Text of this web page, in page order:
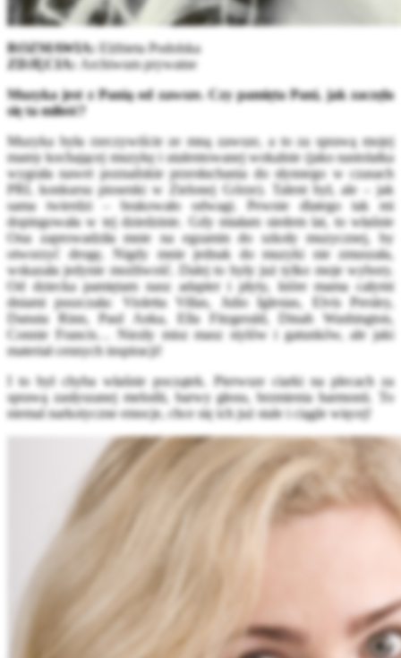
ROZMAWIA: Elżbieta Podolska
ZDJĘCIA: Archiwum prywatne
Muzyka jest z Panią od zawsze. Czy pamięta Pani, jak zaczęła
się ta miłość?
Muzyka była rzeczywiście ze mną zawsze, a to za sprawą mojej
mamy kochającej muzykę i utalentowanej wokalnie (jako nastolatka
wygrała nawet poznańskie przesłuchania do słynnego w czasach
PRL konkursu piosenki w Zielonej Górze). Talent był, ale – jak
sama twierdzi – brakowało odwagi. Pewnie dlatego tak mi
dopingowała w tej dziedzinie. Gdy miałam siedem lat, to właśnie
Ona zaprowadziła mnie na egzamin do szkoły muzycznej, by
otworzyć drogę. Nigdy mnie jednak do muzyki nie zmuszała,
wskazała jedynie możliwość. Dalej to były już tylko moje wybory.
Od dziecka pamiętam nasz adapter i płyty, które mama całymi
dniami puszczała: Violetta Villas, Julio Iglesias, Elvis Presley,
Danuta Rinn, Paul Anka, Ella Fitzgerald, Dinah Washington,
Connie Francis… Niezły misz masz stylów i gatunków, ale jaki
materiał cennych inspiracji!
I to był chyba właśnie początek. Pierwsze ciarki na plecach za
sprawą zasłyszanej melodii, barwy głosu, brzmienia harmonii. To
niemal narkotyczne emocje, chce się ich już stale i ciągle więcej!